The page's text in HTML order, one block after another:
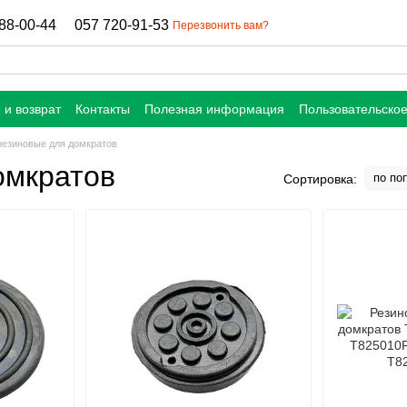
00-44 057 720-91-53 Перезвонить вам?
возврат Контакты Полезная информация
для домкратов
Сортировка: по